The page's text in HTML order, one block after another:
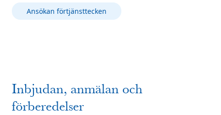
Ansökan förtjänsttecken
Inbjudan, anmälan och
förberedelser